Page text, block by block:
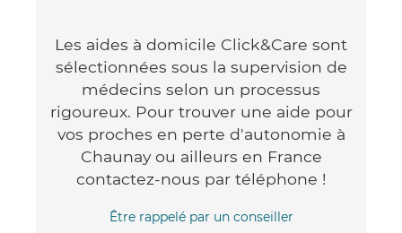
Les aides à domicile Click&Care sont
sélectionnées sous la supervision de
médecins selon un processus
rigoureux. Pour trouver une aide pour
vos proches en perte d'autonomie à
Chaunay ou ailleurs en France
contactez-nous par téléphone !
Être rappelé par un conseiller